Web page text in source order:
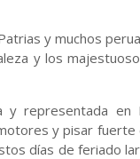
y muchos
y los
y representada en
y pisar
días de feriado